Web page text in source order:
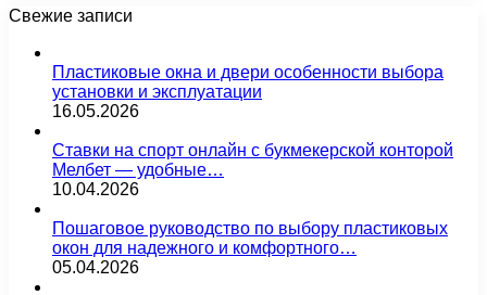
Свежие записи
Пластиковые окна и двери особенности выбора
установки и эксплуатации
16.05.2026
Ставки на спорт онлайн с букмекерской конторой
Мелбет — удобные…
10.04.2026
Пошаговое руководство по выбору пластиковых
окон для надежного и комфортного…
05.04.2026